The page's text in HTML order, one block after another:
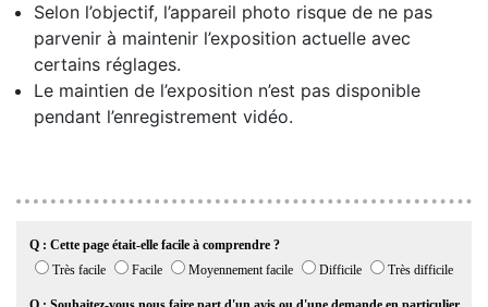
Selon l’objectif, l’appareil photo risque de ne pas
parvenir à maintenir l’exposition actuelle avec
certains réglages.
Le maintien de l’exposition n’est pas disponible
pendant l’enregistrement vidéo.